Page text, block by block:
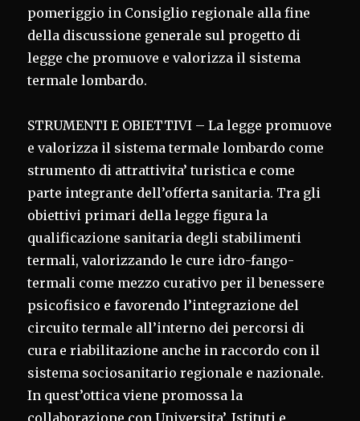
pomeriggio in Consiglio regionale alla fine
della discussione generale sul progetto di
legge che promuove e valorizza il sistema
termale lombardo.
STRUMENTI E OBIETTIVI – La legge promuove
e valorizza il sistema termale lombardo come
strumento di attrattivita’ turistica e come
parte integrante dell’offerta sanitaria. Tra gli
obiettivi primari della legge figura la
qualificazione sanitaria degli stabilimenti
termali, valorizzando le cure idro-fango-
termali come mezzo curativo per il benessere
psicofisico e favorendo l’integrazione del
circuito termale all’interno dei percorsi di
cura e riabilitazione anche in raccordo con il
sistema sociosanitario regionale e nazionale.
In quest’ottica viene promossa la